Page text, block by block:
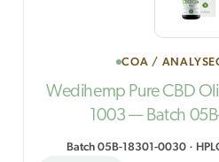
COA /
Wedihemp Pure CBD
1003 — Batch
Batch 05B-18301-0030 ·